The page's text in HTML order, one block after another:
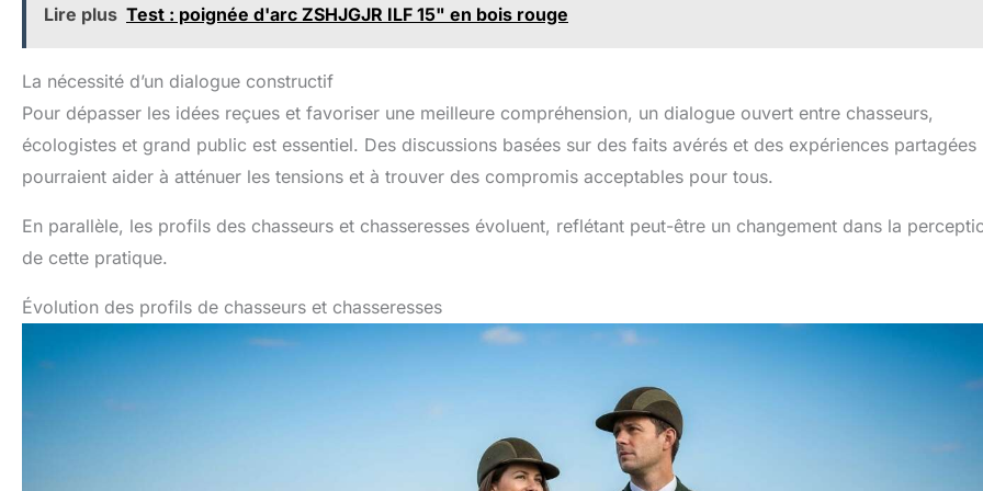
Lire plus Test : poignée d'arc ZSHJGJR ILF 15" en bois rouge
La nécessité d’un dialogue constructif
Pour dépasser les idées reçues et favoriser une meilleure compréhension, un dialogue ouvert entre chasseurs,
écologistes et grand public est essentiel. Des discussions basées sur des faits avérés et des expériences partagées
pourraient aider à atténuer les tensions et à trouver des compromis acceptables pour tous.
En parallèle, les profils des chasseurs et chasseresses évoluent, reflétant peut-être un changement dans la
de cette pratique.
Évolution des profils de chasseurs et chasseresses